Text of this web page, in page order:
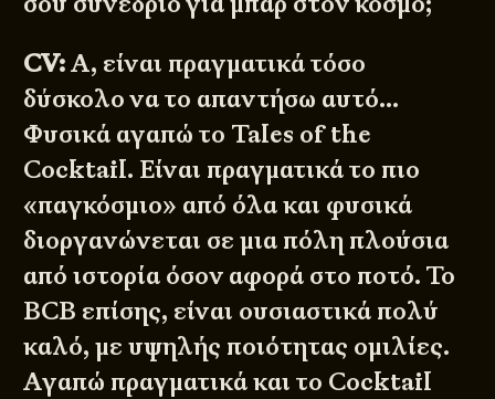
CV:Α, είναι πραγματικά τόσο
δύσκολο να το απαντήσω αυτό…
Φυσικά αγαπώ το Tales of the
Cocktail. Είναι πραγματικά το πιο
«παγκόσμιο» από όλα και φυσικά
διοργανώνεται σε μια πόλη πλούσια
από ιστορία όσον αφορά στο ποτό. Το
BCB επίσης, είναι ουσιαστικά πολύ
καλό, με υψηλής ποιότητας ομιλίες.
Αγαπώ πραγματικά και το Cocktail